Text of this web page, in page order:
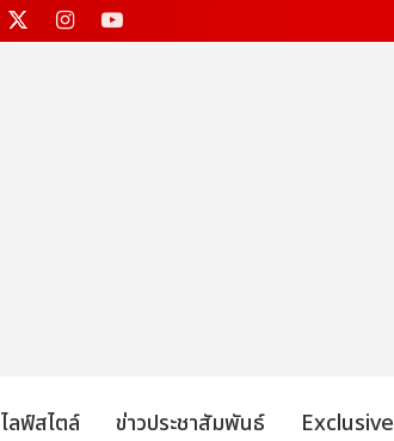
ไลฟ์สไตล์ ข่าวประชาสัมพันธ์ Exclusive